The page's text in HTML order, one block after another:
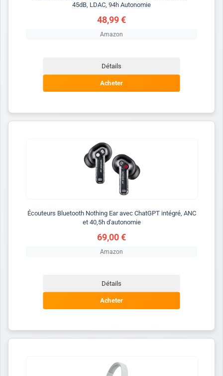
45dB, LDAC, 94h Autonomie
48,99 €
Amazon
Détails
Acheter
Écouteurs Bluetooth Nothing Ear avec ChatGPT intégré, ANC
et 40,5h d'autonomie
69,00 €
Amazon
Détails
Acheter